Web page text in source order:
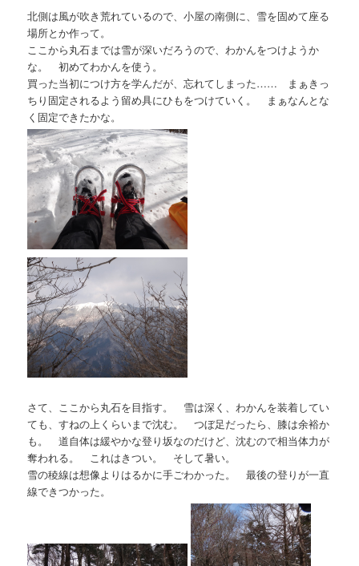
北側は風が吹き荒れているので、小屋の南側に、雪を固めて座る
場所とか作って。
ここから丸石までは雪が深いだろうので、わかんをつけようか
な。 初めてわかんを使う。
買った当初につけ方を学んだが、忘れてしまった…… まぁきっ
ちり固定されるよう留め具にひもをつけていく。 まぁなんとな
く固定できたかな。
さて、ここから丸石を目指す。 雪は深く、わかんを装着してい
ても、すねの上くらいまで沈む。 つぼ足だったら、膝は余裕か
も。 道自体は緩やかな登り坂なのだけど、沈むので相当体力が
奪われる。 これはきつい。 そして暑い。
雪の稜線は想像よりはるかに手ごわかった。 最後の登りが一直
線できつかった。